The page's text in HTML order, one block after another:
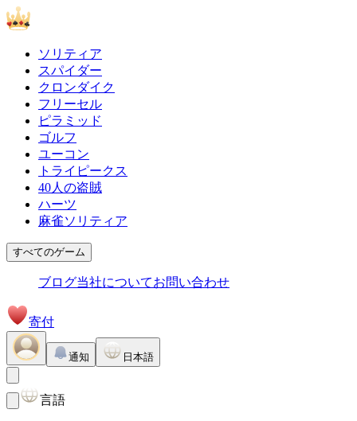
ソリティア
スパイダー
クロンダイク
フリーセル
ピラミッド
ゴルフ
ユーコン
トライピークス
40人の盗賊
ハーツ
麻雀ソリティア
すべてのゲーム
ブログ当社についてお問い合わせ
寄付
通知 日本語
言語